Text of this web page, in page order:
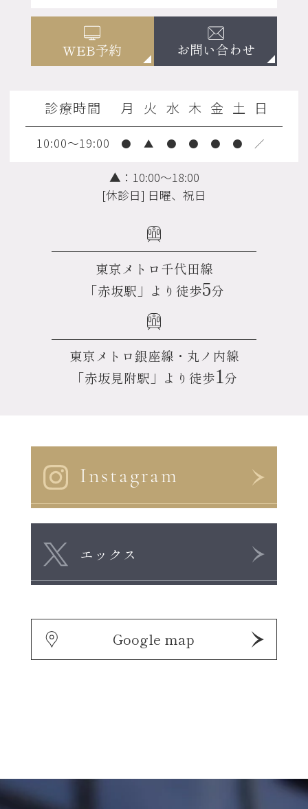
WEB予約 お問い合わせ
診療時間 月 火 水 木 金 土 日
10:00～19:00 ● ▲ ● ● ● ● ／
▲：10:00～18:00
[休診日] 日曜、祝日
東京メトロ千代田線
「赤坂駅」より徒歩5分
東京メトロ銀座線・丸ノ内線
「赤坂見附駅」より徒歩1 分
Instagram
エックス
Google map